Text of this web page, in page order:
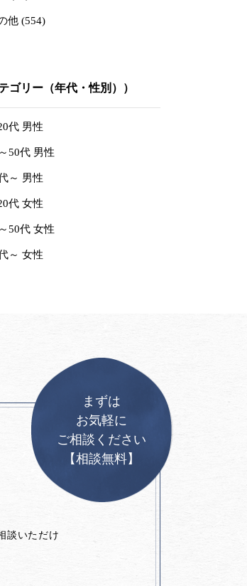
他 (554)
ゴリー（年代・性別））
代 男性
50代 男性
～ 男性
代 女性
50代 女性
～ 女性
談いただけ
まずは
お気軽に
ご相談ください
【相談無料】